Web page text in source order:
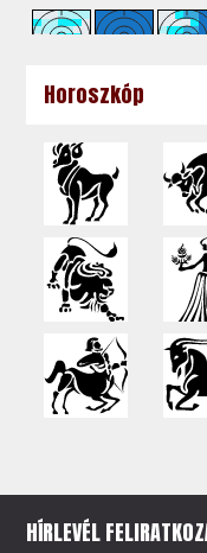
Horoszkóp
HÍRLEVÉL